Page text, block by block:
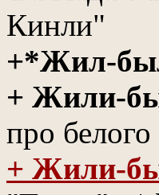
Кинли"
+*Жил-
+ Жили-
про
+ Жили-